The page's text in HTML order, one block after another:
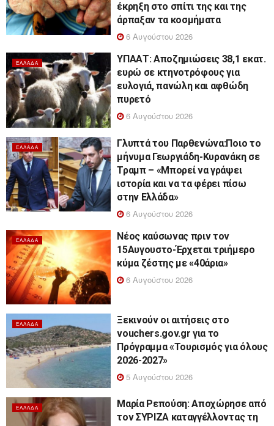
έκρηξη στο σπίτι της και της
άρπαξαν τα κοσμήματα
6 Αυγούστου 2026
ΕΛΛΆΔΑ
ΥΠΑΑΤ: Αποζημιώσεις 38,1 εκατ.
ευρώ σε κτηνοτρόφους για
ευλογιά, πανώλη και αφθώδη
πυρετό
6 Αυγούστου 2026
ΕΛΛΆΔΑ
Γλυπτά του Παρθενώνα:Ποιο το
μήνυμα Γεωργιάδη-Κυρανάκη σε
Τραμπ – «Μπορεί να γράψει
ιστορία και να τα φέρει πίσω
στην Ελλάδα»
6 Αυγούστου 2026
ΕΛΛΆΔΑ
Νέος καύσωνας πριν τον
15Αυγουστο-Έρχεται τριήμερο
κύμα ζέστης με «40άρια»
6 Αυγούστου 2026
ΕΛΛΆΔΑ
Ξεκινούν οι αιτήσεις στο
vouchers.gov.gr για το
Πρόγραμμα «Τουρισμός για όλους
2026-2027»
5 Αυγούστου 2026
ΕΛΛΆΔΑ
Μαρία Ρεπούση: Αποχώρησε από
τον ΣΥΡΙΖΑ καταγγέλλοντας τη